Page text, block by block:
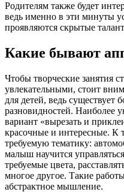
Родителям также будет
ведь именно в эти минуты
проявляются скрытые
Какие бывают
Чтобы творческие занятия
увлекательными, стоит
для детей, ведь существует
разновидностей. Наиболее
вариант «вырезать и
красочные и интересные. К
требуемую тематику:
малыш научится
требуемые цвета,
многое другое. Такие
абстрактное мышление.